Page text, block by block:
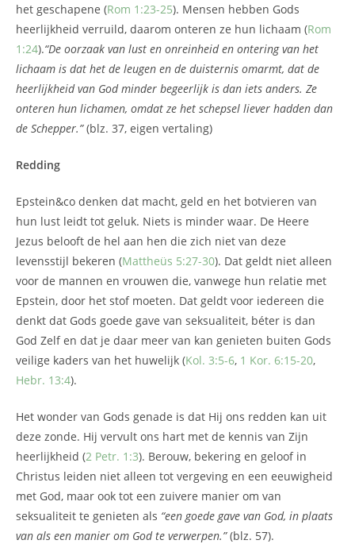
het geschapene (Rom 1:23-25). Mensen hebben Gods
heerlijkheid verruild, daarom onteren ze hun lichaam (Rom
1:24).“De oorzaak van lust en onreinheid en ontering van het
lichaam is dat het de leugen en de duisternis omarmt, dat de
heerlijkheid van God minder begeerlijk is dan iets anders. Ze
onteren hun lichamen, omdat ze het schepsel liever hadden dan
de Schepper.”(blz. 37, eigen vertaling)
Redding
Epstein&co denken dat macht, geld en het botvieren van
hun lust leidt tot geluk. Niets is minder waar. De Heere
Jezus belooft de hel aan hen die zich niet van deze
levensstijl bekeren (Mattheüs 5:27-30). Dat geldt niet alleen
voor de mannen en vrouwen die, vanwege hun relatie met
Epstein, door het stof moeten. Dat geldt voor iedereen die
denkt dat Gods goede gave van seksualiteit, béter is dan
God Zelf en dat je daar meer van kan genieten buiten Gods
veilige kaders van het huwelijk (Kol. 3:5-6, 1 Kor. 6:15-20,
Hebr. 13:4).
Het wonder van Gods genade is dat Hij ons redden kan uit
deze zonde. Hij vervult ons hart met de kennis van Zijn
heerlijkheid (2 Petr. 1:3). Berouw, bekering en geloof in
Christus leiden niet alleen tot vergeving en een eeuwigheid
met God, maar ook tot een zuivere manier om van
seksualiteit te genieten als “een goede gave van God, in plaats
van als een manier om God te verwerpen.”(blz. 57).